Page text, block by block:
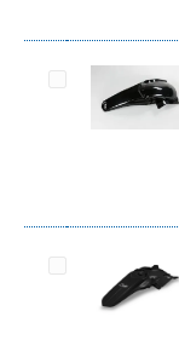
Artikel
Artikel